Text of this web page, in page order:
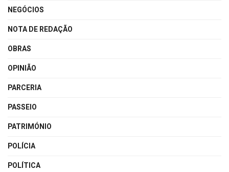
NEGÓCIOS
NOTA DE REDAÇÃO
OBRAS
OPINIÃO
PARCERIA
PASSEIO
PATRIMÓNIO
POLÍCIA
POLÍTICA